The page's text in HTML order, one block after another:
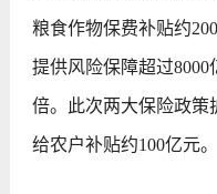
粮食作物保费补贴约
提供风险保障超过
倍。此次两大保险政策
给农户补贴约100亿元。